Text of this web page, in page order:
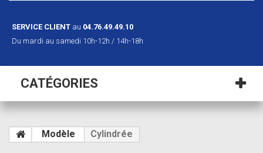
SERVICE CLIENT au 04.76.49.49.10
Du mardi au samedi 10h-12h / 14h-18h
CATÉGORIES
Modèle Cylindrée